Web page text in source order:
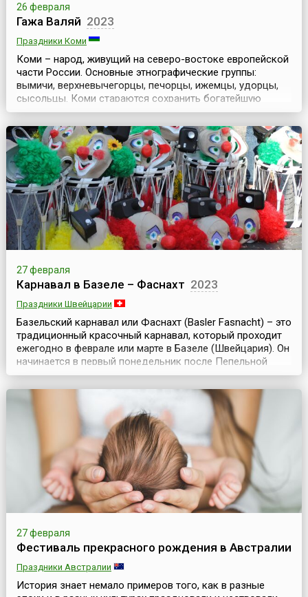
26 февраля
Гажа Валяй 2023
Праздники Коми
Коми – народ, живущий на северо-востоке европейской
части России. Основные этнографические группы:
вымичи, верхневычегорцы, печорцы, ижемцы, удорцы,
сысольцы. Коми стараются сохранить богатейшую
культуру, традиции предков, устраивая многочисленные
праздники и фестивали.Первый весенний праздник Гажа
валяй отмечают с размахом, к раздолью народных
гуляний готовятся загодя. В село Визинга Сысольск...
27 февраля
Карнавал в Базеле – Фаснахт 2023
Праздники Швейцарии
Базельский карнавал или Фаснахт (Basler Fasnacht) – это
традиционный красочный карнавал, который проходит
ежегодно в феврале или марте в Базеле (Швейцария). Он
начинается в первый понедельник после Пепельной
среды (дата начала католического Великого поста),
длится три дня и является самым масштабным
праздником такого рода во всей Швейцарии, каждый
год собирая тысячи участников и зрителей. Карн...
27 февраля
Фестиваль прекрасного рождения в Австралии
Праздники Австралии
История знает немало примеров того, как в разные